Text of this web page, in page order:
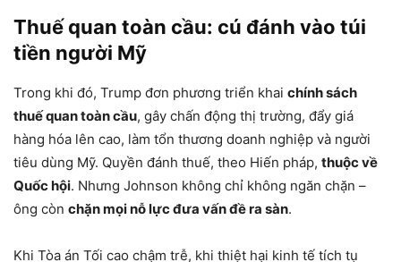
Thuế quan toàn cầu: cú đánh vào túi
tiền người Mỹ
Trong khi đó, Trump đơn phương triển khai chính sách
thuế quan toàn cầu, gây chấn động thị trường, đẩy giá
hàng hóa lên cao, làm tổn thương doanh nghiệp và người
tiêu dùng Mỹ. Quyền đánh thuế, theo Hiến pháp, thuộc về
Quốc hội. Nhưng Johnson không chỉ không ngăn chặn –
ông còn chặn mọi nỗ lực đưa vấn đề ra sàn.
Khi Tòa án Tối cao chậm trễ, khi thiệt hại kinh tế tích tụ